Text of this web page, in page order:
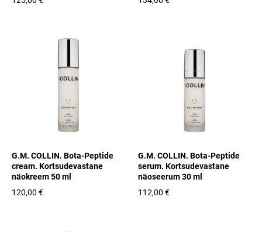
G.M. COLLIN. Bota-Peptide
cream. Kortsudevastane
näokreem 50 ml
120,00 €
G.M. COLLIN. Bota-Peptide
serum. Kortsudevastane
näoseerum 30 ml
112,00 €